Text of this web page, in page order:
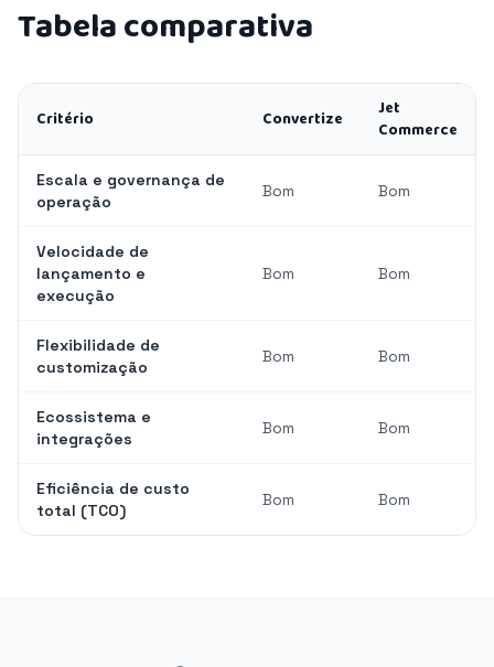
Tabela comparativa
Critério Convertize
Jet
Commerce
Escala e governança de
operação
Bom Bom
Velocidade de
lançamento e
execução
Bom Bom
Flexibilidade de
customização
Bom Bom
Ecossistema e
integrações
Bom Bom
Eficiência de custo
total (TCO)
Bom Bom